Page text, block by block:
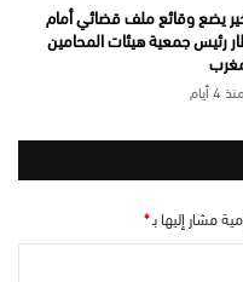
يضع وقائع ملف قضائي أمام
رئيس جمعية هيئات المحامين
منذ 4 أيام
مشار إليها بـ*